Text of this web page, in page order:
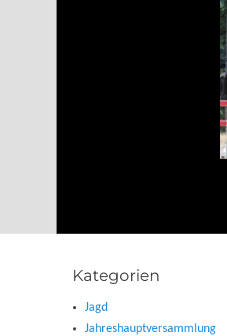
Kategorien
Jagd
Jahreshauptversammlung